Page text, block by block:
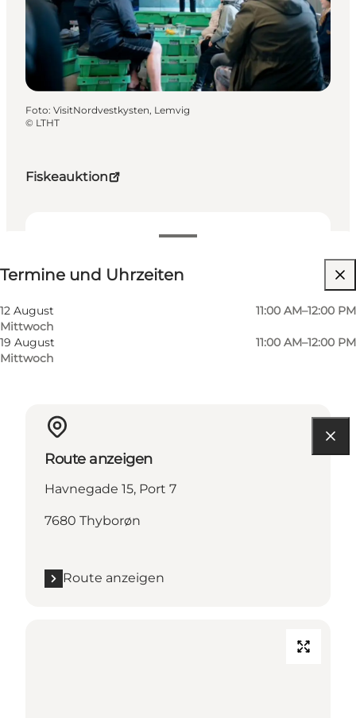
Fiskeauktion
Termine und Uhrzeiten
Termine und Uhrzeiten
12 August
Mittwoch
11:00 AM–12:00 PM
19 August
Mittwoch
11:00 AM–12:00 PM
Website besuchen
Foto: VisitNordvestkysten, Lemvig
© LTHT
Route anzeigen
Havnegade 15, Port 7
7680 Thyborøn
Route anzeigen